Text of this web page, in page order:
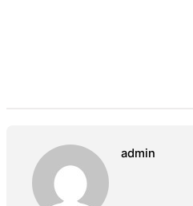
admin